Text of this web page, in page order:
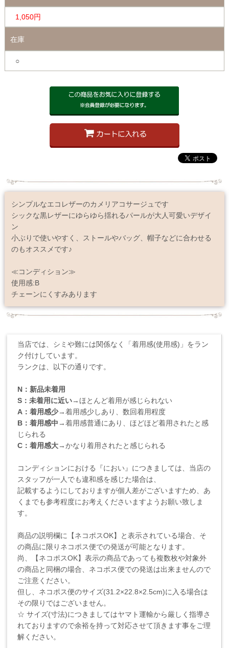
1,050円
在庫
○
シンプルなエコレザーのカメリアコサージュです
シックな黒レザーにゆらゆら揺れるパールが大人可愛いデザイ
ン
小ぶりで使いやすく、ストールやバッグ、帽子などに合わせる
のもオススメです♪
≪コンディション≫
使用感:B
チェーンにくすみあります
当店では、シミや難には関係なく「着用感(使用感)」をラン
ク付けしています。
ランクは、以下の通りです。
N：新品未着用
S：未着用に近い→ほとんど着用が感じられない
A：着用感少→着用感少しあり、数回着用程度
B：着用感中→着用感普通にあり、ほどほど着用されたと感
じられる
C：着用感大→かなり着用されたと感じられる
コンディションにおける『におい』につきましては、当店の
スタッフが一人でも違和感を感じた場合は、
記載するようにしておりますが個人差がございますため、あ
くまでも参考程度にお考えくださいますようお願い致しま
す。
商品の説明欄に【ネコポスOK】と表示されている場合、そ
の商品に限りネコポス便での発送が可能となります。
尚、【ネコポスOK】表示の商品であっても複数枚や対象外
の商品と同梱の場合、ネコポス便での発送は出来ませんので
ご注意ください。
但し、ネコポス便のサイズ(31.2×22.8×2.5cm)に入る場合は
その限りではございません。
☆ サイズ(寸法)につきましてはヤマト運輸から厳しく指導さ
れておりますので余裕を持って対応させて頂きます事をご理
解ください。